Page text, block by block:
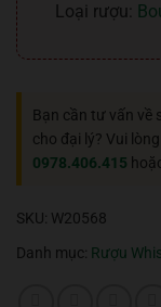
Loại rượu:
Bạn cần tư vấn về
cho đại lý? Vui
0978.406.415
SKU: W20568
Danh mục: Rượu